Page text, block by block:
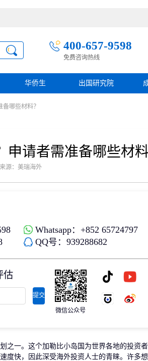
400-657-9598
免费咨询热线
日本经营·管理签证
新加坡创业自雇EP
芬兰创业自雇移民
民
杰出人才
香港优才计划
美国EB1A杰出人才移民
澳洲186、187雇主担保移民
华侨生 出国研究院
哪些材料？
申请者需准备哪些材
来源：美瑞海外
Whatsapp：+852 65724797
QQ号：939288682
估
提交
微信公众号
一。这个加勒比小岛国为世界各地的投资
度快，因此深受海外投资人士的青睐。许多